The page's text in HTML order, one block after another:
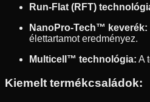
Run-Flat (RFT)
NanoPro-Tech™ keverék:
élettartamot eredményez.
Multicell™ technológia: A
Kiemelt termékcsaládok: